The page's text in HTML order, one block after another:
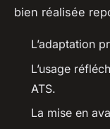
bien réalisée
L’adaptation
L’usage
ATS.
La mise en